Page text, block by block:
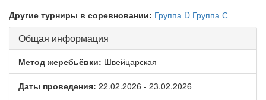
Другие турниры в соревновании: Группа D Группа С
Общая информация
Метод жеребьёвки: Швейцарская
Даты проведения: 22.02.2026 - 23.02.2026